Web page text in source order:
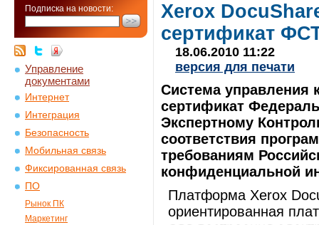
Подписка на новости:
Управление
документами
Интернет
Интеграция
Безопасность
Мобильная связь
Фиксированная связь
ПО
Рынок ПК
Маркетинг
Xerox
сертификат
18.06.2010 11:22
версия для печати
Система управления
сертификат
Экспертному
соответствия
требованиям
конфиденциальной
Платформа Xerox
ориентированная